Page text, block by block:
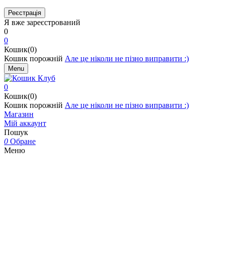
Я вже зареєстрований
0
0
Кошик(0)
Кошик порожній Але це ніколи не пізно виправити :)
Menu
0
Кошик(0)
Кошик порожній Але це ніколи не пізно виправити :)
Магазин
Мій аккаунт
Пошук
0 Обране
Меню